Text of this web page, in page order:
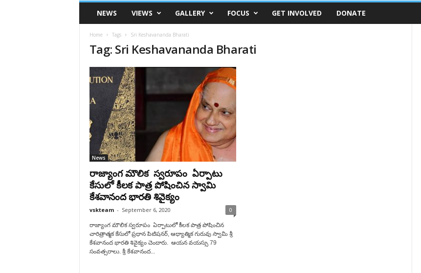
VSK
TelanganaNEWS VIEWS GALLERY FOCUS GET INVOLVED DONATE
Home Tags Sri Keshavananda Bharati
Tag: Sri Keshavananda Bharati
News
రాజ్యాంగ మౌలిక స్వరూపం ఏర్పాటు
కేసులో కీలక పాత్ర పోషించిన స్వామి
కేశవానంద భారతి శివైక్యం
vskteam - September 6, 2020 0
రాజ్యాంగ మౌలిక స్వరూపం ఏర్పాటులో కీలక పాత్ర పోషించిన
చారిత్రాత్మక కేసులో ప్రధాన పిటిషనర్, ఆధ్యాత్మిక గురువు స్వామి శ్రీ
కేశవానంద భారతి శివైక్యం చెందారు. ఆయన వయస్సు 79
సంవత్సరాలు. శ్రీ కేశవానంద...